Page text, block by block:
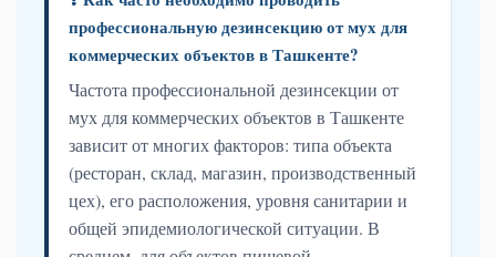
профессиональную дезинсекцию от мух для
коммерческих объектов в Ташкенте?
Частота профессиональной дезинсекции от
мух для коммерческих объектов в Ташкенте
зависит от многих факторов: типа объекта
(ресторан, склад, магазин, производственный
цех), его расположения, уровня санитарии и
общей эпидемиологической ситуации. В